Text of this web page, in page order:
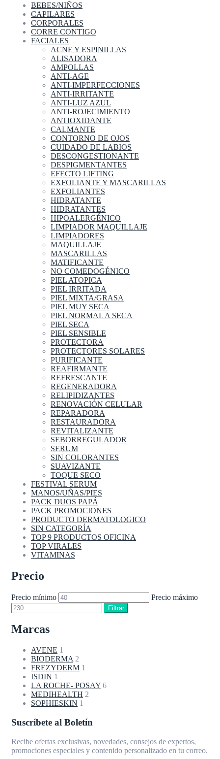
BEBES/NIÑOS
CAPILARES
CORPORALES
CORRE CONTIGO
FACIALES
ACNE Y ESPINILLAS
ALISADORA
AMPOLLAS
ANTI-AGE
ANTI-IMPERFECCIONES
ANTI-IRRITANTE
ANTI-LUZ AZUL
ANTI-ROJECIMIENTO
ANTIOXIDANTE
CALMANTE
CONTORNO DE OJOS
CUIDADO DE LABIOS
DESCONGESTIONANTE
DESPIGMENTANTES
EFECTO LIFTING
EXFOLIANTE Y MASCARILLAS
EXFOLIANTES
HIDRATANTE
HIDRATANTES
HIPOALERGÉNICO
LIMPIADOR MAQUILLAJE
LIMPIADORES
MAQUILLAJE
MASCARILLAS
MATIFICANTE
NO COMEDOGÉNICO
PIEL ATOPICA
PIEL IRRITADA
PIEL MIXTA/GRASA
PIEL MUY SECA
PIEL NORMAL A SECA
PIEL SECA
PIEL SENSIBLE
PROTECTORA
PROTECTORES SOLARES
PURIFICANTE
REAFIRMANTE
REFRESCANTE
REGENERADORA
RELIPIDIZANTES
RENOVACIÓN CELULAR
REPARADORA
RESTAURADORA
REVITALIZANTE
SEBORREGULADOR
SERUM
SIN COLORANTES
SUAVIZANTE
TOQUE SECO
FESTIVAL SERUM
MANOS/UÑAS/PIES
PACK DUOS PAPÁ
PACK PROMOCIONES
PRODUCTO DERMATOLOGICO
SIN CATEGORÍA
TOP 9 PRODUCTOS OFICINA
TOP VIRALES
VITAMINAS
Precio
Precio mínimo Precio máximo
Filtrar
Marcas
AVENE 1
BIODERMA 2
FREZYDERM 1
ISDIN 1
LA ROCHE- POSAY 6
MEDIHEALTH 2
SOPHIESKIN 1
Suscríbete al Boletín
Recibe ofertas exclusivas, novedades, consejos de expertos,
promociones especiales y contenido personalizado en tu correo.